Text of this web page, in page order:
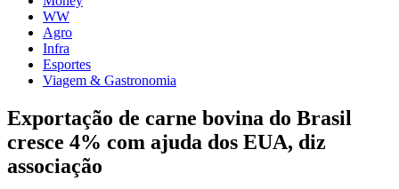
WW
Agro
Infra
Esportes
Viagem & Gastronomia
Exportação de carne bovina do Brasil
cresce 4% com ajuda dos EUA, diz
associação